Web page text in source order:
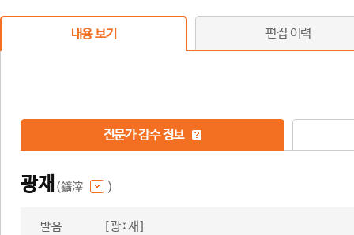
내용 보기 편집 이력
전문가 감수 정보
광재 (鑛滓 )
발음 [광ː재]